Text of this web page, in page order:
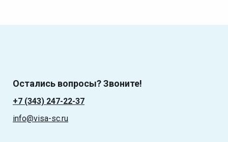
Остались вопросы? Звоните!
+7 (343) 247-22-37
info@visa-sc.ru